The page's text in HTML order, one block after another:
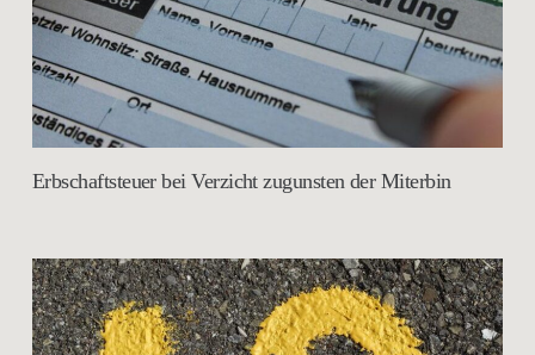
Erbschaftsteuer bei Verzicht zugunsten der Miterbin